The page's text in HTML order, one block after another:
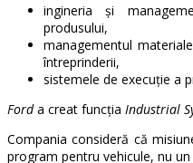
ingineria și
produsului,
managementul
întreprinderii,
sistemele de execuție a
Forda creat funcția Industrial
Compania consideră că
program pentru vehicule, nu